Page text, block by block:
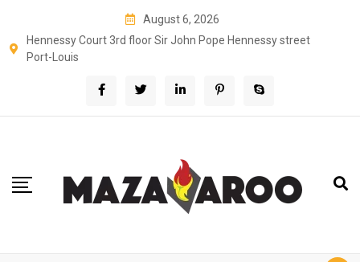
content
August 6, 2026
Hennessy Court 3rd floor Sir John Pope Hennessy street
Port-Louis